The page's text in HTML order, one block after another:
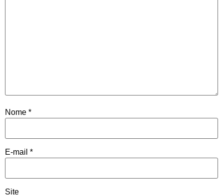
Nome *
E-mail *
Site